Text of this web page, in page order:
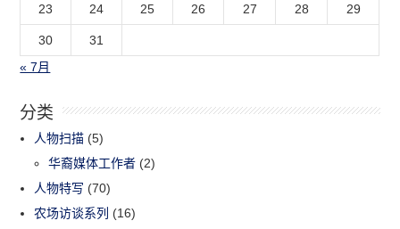
23 24 25 26 27 28 29
30
31
« 7月
分类
人物扫描 (5)
华裔媒体工作者 (2)
人物特写 (70)
农场访谈系列 (16)